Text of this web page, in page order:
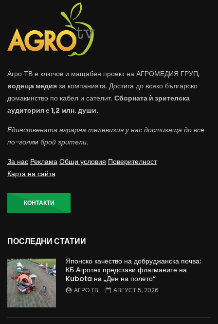
Агро ТВ е ключов и мащабен проект на АГРОМЕДИЯ ГРУП,
водеща медия за компанията. Достига до всяко българско
домакинство по кабел и сателит. Сборната ѝ зрителска
аудитория е 1,2 млн. души.
Единствената аграрна телевизия у нас достигаща до все
по-голям брой зрители.
За нас Реклама Общи условия Поверителност
Карта на сайта
КОНТАКТИ
ПОСЛЕДНИ СТАТИИ
Японско качество на добруджанска почва:
КБ Агротех представи флагманите на
Kubota на „Ден на полето“
АГРО ТВ АВГУСТ 5, 2026